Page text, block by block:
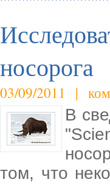
носорога
03/09/2011 |
В
том, что